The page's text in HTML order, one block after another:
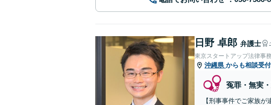
日野 卓郎 弁護士
東京スタートアップ法律事
沖縄県 からも相談受
冤罪・無実
【刑事事件でご家族